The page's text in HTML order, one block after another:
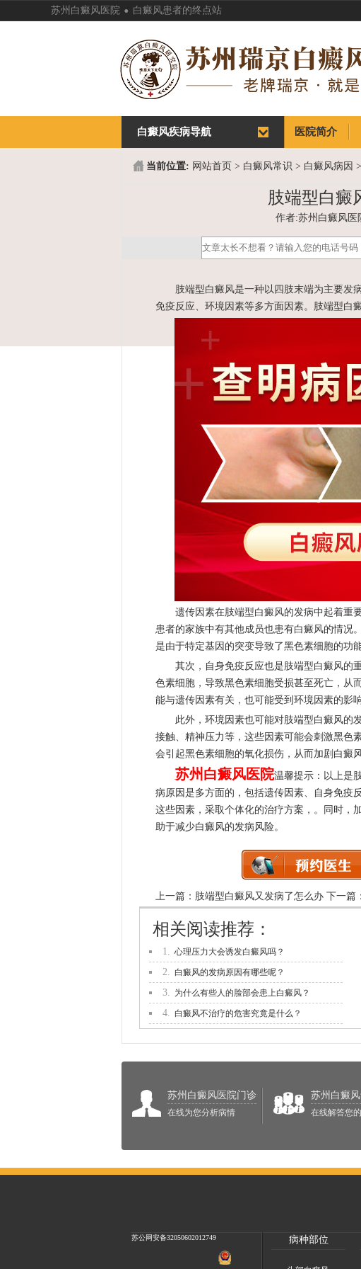
苏州白癜风医院 . 白癜风患者的终点站
首页
医院简介
医院简介
白癜风疾病导航
当前位置: 网站首页 > 白癜风常识 > 白癜风病因 >
肢端型白癜
作者:苏州白癜风医
肢端型白癜风是一种以四肢末端为主要发病
免疫反应、环境因素等多方面因素。肢端型白
遗传因素在肢端型白癜风的发病中起着重要
患者的家族中有其他成员也患有白癜风的情况
是由于特定基因的突变导致了黑色素细胞的功
其次，自身免疫反应也是肢端型白癜风的重
色素细胞，导致黑色素细胞受损甚至死亡，从
能与遗传因素有关，也可能受到环境因素的影响
此外，环境因素也可能对肢端型白癜风的发
接触、精神压力等，这些因素可能会刺激黑色
会引起黑色素细胞的氧化损伤，从而加剧白癜风
苏州白癜风医院温馨提示：以上是
病原因是多方面的，包括遗传因素、自身免疫
这些因素，采取个体化的治疗方案，。同时，
助于减少白癜风的发病风险。
上一篇： 肢端型白癜风又发病了怎么办下一篇：
1. 心理压力大会诱发白癜风吗？
2. 白癜风的发病原因有哪些呢？
3. 为什么有些人的脸部会患上白癜风？
4. 白癜风不治疗的危害究竟是什么？
相关阅读推荐：
苏州白癜风医院门诊
在线为您分析病情
苏州白癜
在线解答您
苏公网安备32050602012749 病种部位